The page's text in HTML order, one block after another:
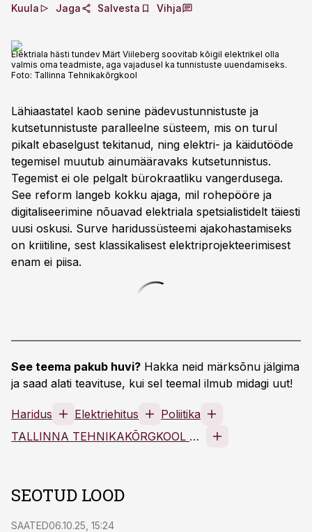
Kuula Jaga Salvesta Vihja
Elektriala hästi tundev Märt Viileberg soovitab kõigil elektrikel olla
valmis oma teadmiste, aga vajadusel ka tunnistuste uuendamiseks.
Foto: Tallinna Tehnikakõrgkool
Lähiaastatel kaob senine pädevustunnistuste ja
kutsetunnistuste paralleelne süsteem, mis on turul
pikalt ebaselgust tekitanud, ning elektri- ja käidutööde
tegemisel muutub ainumääravaks kutsetunnistus.
Tegemist ei ole pelgalt bürokraatliku vangerdusega.
See reform langeb kokku ajaga, mil rohepööre ja
digitaliseerimine nõuavad elektriala spetsialistidelt täiesti
uusi oskusi. Surve haridussüsteemi ajakohastamiseks
on kriitiline, sest klassikalisest elektriprojekteerimisest
enam ei piisa.
See teema pakub huvi? Hakka neid märksõnu jälgima
ja saad alati teavituse, kui sel teemal ilmub midagi uut!
Haridus Elektriehitus
Poliitika
TALLINNA TEHNIKAKÕRGKOOL TRAS
SEOTUD LOOD
SAATED06.10.25, 15:24